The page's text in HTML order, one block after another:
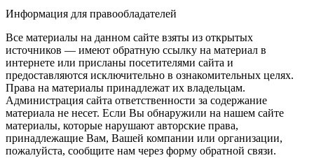
Информация для правообладателей
Все материалы на данном сайте взяты из открытых
источников — имеют обратную ссылку на материал в
интернете или присланы посетителями сайта и
предоставляются исключительно в ознакомительных целях.
Права на материалы принадлежат их владельцам.
Администрация сайта ответственности за содержание
материала не несет. Если Вы обнаружили на нашем сайте
материалы, которые нарушают авторские права,
принадлежащие Вам, Вашей компании или организации,
пожалуйста, сообщите нам через форму обратной связи.